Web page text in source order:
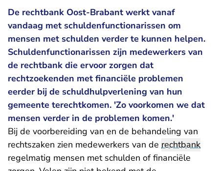
De rechtbank Oost-Brabant werkt vanaf
vandaag met schuldenfunctionarissen om
mensen met schulden verder te kunnen helpen.
Schuldenfunctionarissen zijn medewerkers van
de rechtbank die ervoor zorgen dat
rechtzoekenden met financiële problemen
eerder bij de schuldhulpverlening van hun
gemeente terechtkomen. 'Zo voorkomen we dat
mensen verder in de problemen komen.'
Bij de voorbereiding van en de behandeling van
rechtszaken zien medewerkers van de rechtbank
regelmatig mensen met schulden of financiële